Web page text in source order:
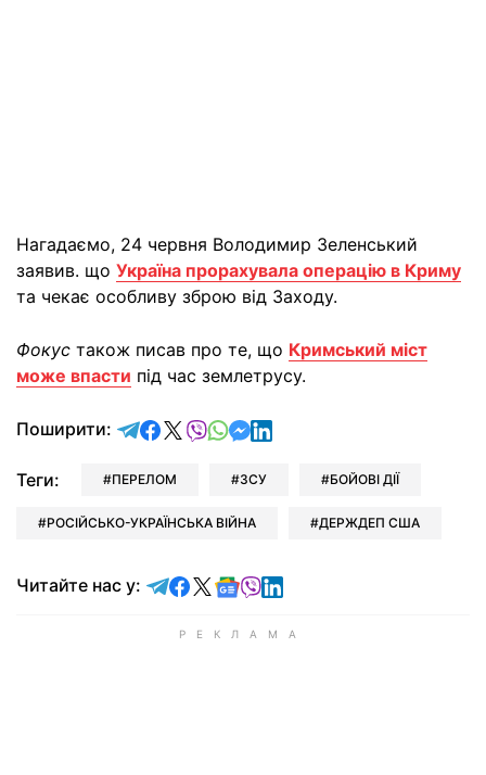
Нагадаємо, 24 червня Володимир Зеленський
заявив. що Україна прорахувала операцію в Криму
та чекає особливу зброю від Заходу.
Фокус також писав про те, що Кримський міст
може впасти під час землетрусу.
Поширити: відправити у Telegram
поділитись у Facebook
поділитись у X
відправити у Viber
відправити у Whatsapp
відправити у Messenger
відправити у LinkedIn
Теги: ПЕРЕЛОМ ЗСУ БОЙОВІ ДІЇ
РОСІЙСЬКО-УКРАЇНСЬКА ВІЙНА ДЕРЖДЕП США
Читайте нас у: Читайте у Telegram
Читайте у Facebook
Читайте у X
Читайте у Google news
Читайте у Viber
Читайте у LinkedIn